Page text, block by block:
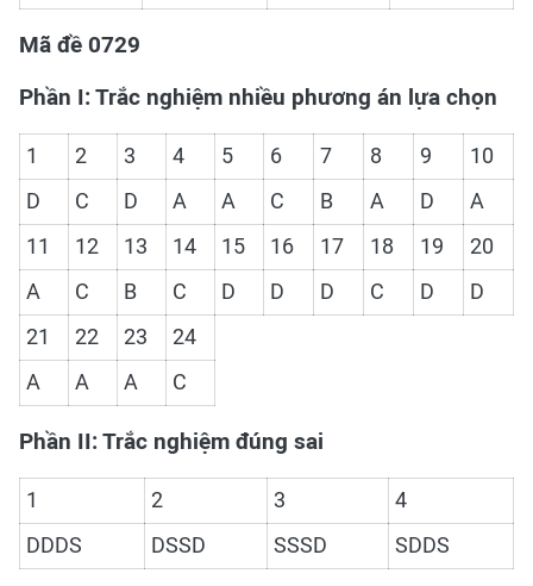
Mã đề 0729
Phần I: Trắc nghiệm nhiều phương án lựa chọn
1 2 3 4 5 6 7 8 9
10
D
C D A A C B A D
A
11
12 13 14 15 16 17 18 19
20
A
C B C D D D C D
D
21
22 23
24
A
A A C
Phần II: Trắc nghiệm đúng sai
1 2 3
4
DDDS
DSSD SSSD SDDS